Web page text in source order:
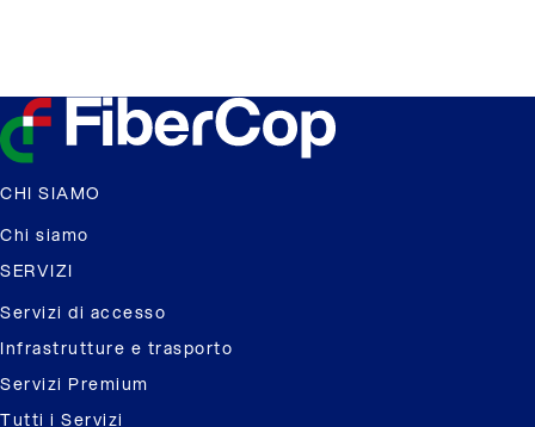
CHI SIAMO
Chi siamo
SERVIZI
Servizi di accesso
Infrastrutture e trasporto
Servizi Premium
Tutti i Servizi